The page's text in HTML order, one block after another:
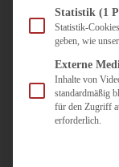
ÜBER
Statistik (1
Statistik-
geben, wie
Externe
Inhalte von
standardmäßig
für den Zugriff
erforderlich.